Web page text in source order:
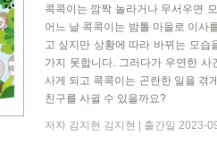
콕콕이는 깜짝 놀라거나 무서우면
어느 날 콕콕이는 밤톨 마을로 이사
고 싶지만 상황에 따라 바뀌는 모습
가지 못합니다. 그러다가 우연한
사게 되고 콕콕이는 곤란한 일을 겪
친구를 사귈 수 있을까요?
저자 김지현 김지현 | 출간일 2023-